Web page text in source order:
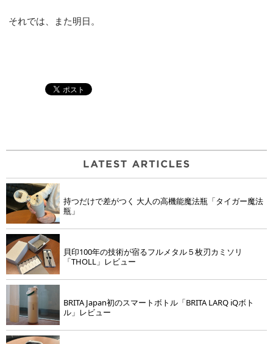
それでは、また明日。
持つだけで差がつく 大人の高機能魔法瓶「タイガー魔法
瓶」
貝印100年の技術が宿るフルメタル５枚刃カミソリ
「THOLL」レビュー
BRITA Japan初のスマートボトル「BRITA LARQ iQボト
ル」レビュー